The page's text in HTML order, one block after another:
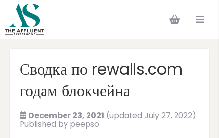
Сводка по rewalls.com
годам блокчейна
December 23, 2021 (updated July 27, 2022)
Published by peepso